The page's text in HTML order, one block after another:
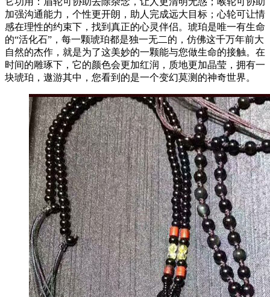
加强沟通能力，个性更开朗，助人完成远大目标；心轮可让情
感在理性的约束下，找到真正的心灵伴侣。琥珀是唯一有生命
的“活化石”，每一颗琥珀都是独一无二的，仿佛这千万年前大
自然的杰作，就是为了这美妙的一颗能与您做生命的接触。在
时间的雕琢下，它的颜色会更加红润，质地更加晶莹，拥有一
块琥珀，遨游其中，您看到的是一个变幻莫测的神奇世界。